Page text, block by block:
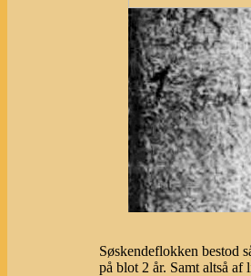
Søskendeflokken bestod
på blot 2 år. Samt altså